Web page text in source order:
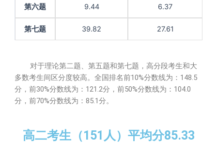
第六题 9.44 6.37
第七题 39.82 27.61
对于理论第二题、第五题和第七题，高分段考生和大
多数考生间区分度较高。全国排名前10%分数线为：148.5
分，前30%分数线为：121.2分，前50%分数线为：104.0
分，前70%分数线为：85.1分。
高二考生（151人）平均分85.33